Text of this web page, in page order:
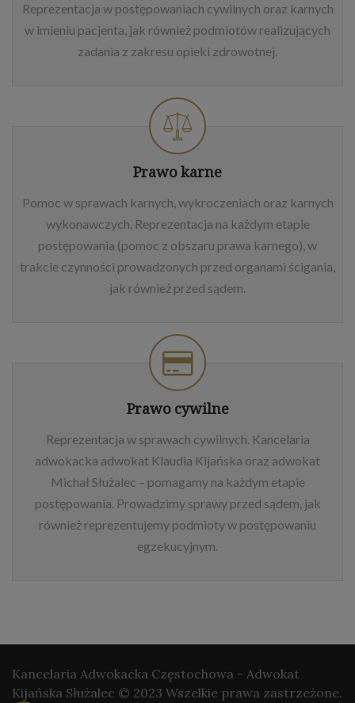
Reprezentacja w postępowaniach cywilnych oraz karnych
w imieniu pacjenta, jak również podmiotów realizujących
zadania z zakresu opieki zdrowotnej.
Prawo karne
Pomoc w sprawach karnych, wykroczeniach oraz karnych
wykonawczych. Reprezentacja na każdym etapie
postępowania (pomoc z obszaru prawa karnego), w
trakcie czynności prowadzonych przed organami ścigania,
jak również przed sądem.
Prawo cywilne
Reprezentacja w sprawach cywilnych. Kancelaria
adwokacka adwokat Klaudia Kijańska oraz adwokat
Michał Służalec – pomagamy na każdym etapie
postępowania. Prowadzimy sprawy przed sądem, jak
również reprezentujemy podmioty w postępowaniu
egzekucyjnym.
Kancelaria Adwokacka Częstochowa - Adwokat
Kijańska Służalec © 2023 Wszelkie prawa zastrzeżone.